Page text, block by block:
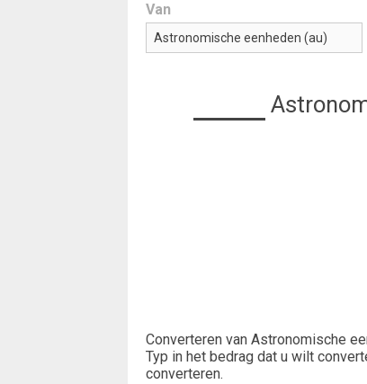
Van
Converteren van Astronomische
Typ in het bedrag dat u wilt
converteren.